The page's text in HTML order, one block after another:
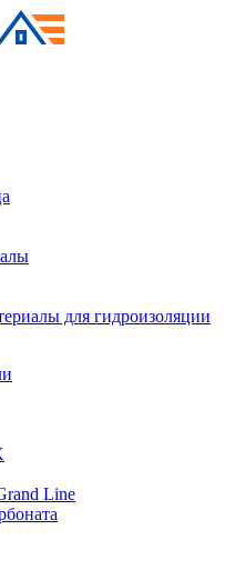
для гидроизоляции
Line